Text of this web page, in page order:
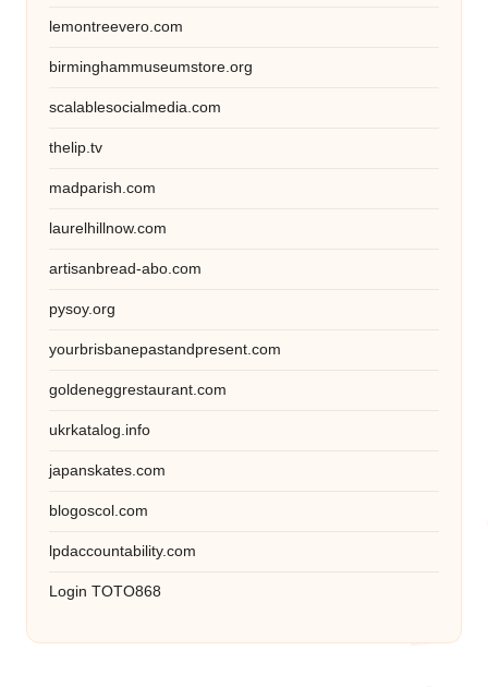
lemontreevero.com
birminghammuseumstore.org
scalablesocialmedia.com
thelip.tv
madparish.com
laurelhillnow.com
artisanbread-abo.com
pysoy.org
yourbrisbanepastandpresent.com
goldeneggrestaurant.com
ukrkatalog.info
japanskates.com
blogoscol.com
lpdaccountability.com
Login TOTO868